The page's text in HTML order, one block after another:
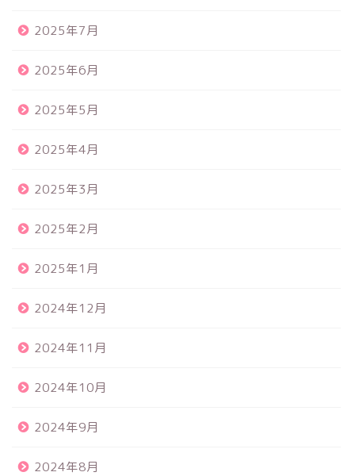
2025年7月
2025年6月
2025年5月
2025年4月
2025年3月
2025年2月
2025年1月
2024年12月
2024年11月
2024年10月
2024年9月
2024年8月